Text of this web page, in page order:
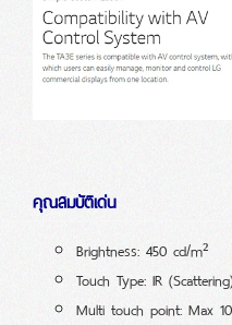
คุณสมบัติเด่น
Brightness: 450 cd/m²
Touch Type: IR
Multi touch point: Max